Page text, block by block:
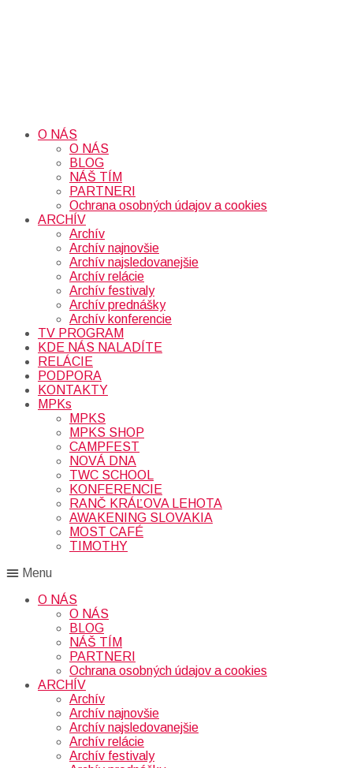
O NÁS
O NÁS
BLOG
NÁŠ TÍM
PARTNERI
Ochrana osobných údajov a cookies
ARCHÍV
Archív
Archív najnovšie
Archív najsledovanejšie
Archív relácie
Archív festivaly
Archív prednášky
Archív konferencie
TV PROGRAM
KDE NÁS NALADÍTE
RELÁCIE
PODPORA
KONTAKTY
MPKs
MPKS
MPKS SHOP
CAMPFEST
NOVÁ DNA
TWC SCHOOL
KONFERENCIE
RANČ KRÁĽOVA LEHOTA
AWAKENING SLOVAKIA
MOST CAFÉ
TIMOTHY
Menu
O NÁS
O NÁS
BLOG
NÁŠ TÍM
PARTNERI
Ochrana osobných údajov a cookies
ARCHÍV
Archív
Archív najnovšie
Archív najsledovanejšie
Archív relácie
Archív festivaly